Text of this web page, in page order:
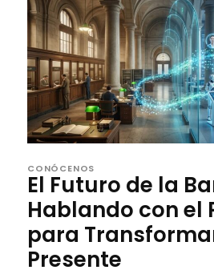
CONÓCENOS
El Futuro de la
Hablando con el
para
Presente